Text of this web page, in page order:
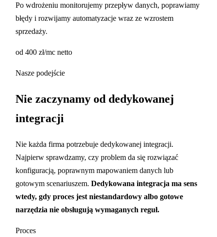
Po wdrożeniu monitorujemy przepływ danych, poprawiamy
błędy i rozwijamy automatyzacje wraz ze wzrostem
sprzedaży.
od 400 zł/mc netto
Nasze podejście
Nie zaczynamy od dedykowanej
integracji
Nie każda firma potrzebuje dedykowanej integracji.
Najpierw sprawdzamy, czy problem da się rozwiązać
konfiguracją, poprawnym mapowaniem danych lub
gotowym scenariuszem. Dedykowana integracja ma sens
wtedy, gdy proces jest niestandardowy albo gotowe
narzędzia nie obsługują wymaganych reguł.
Proces